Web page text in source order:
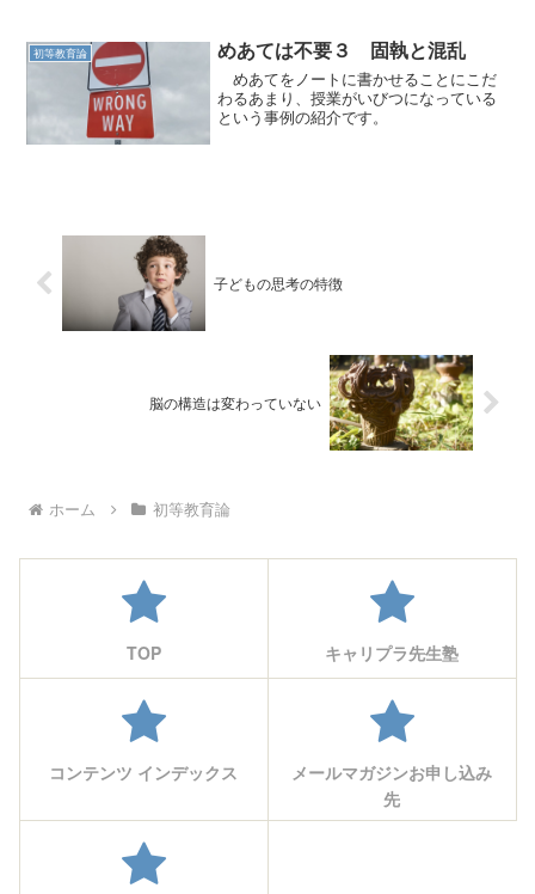
初等教育論 めあては不要３ 固執と混乱
めあてをノートに書かせることにこだ
わるあまり、授業がいびつになっている
という事例の紹介です。
子どもの思考の特徴
脳の構造は変わっていない
ホーム 初等教育論
TOP キャリプラ先生塾
コンテンツ インデックス
メールマガジンお申し込み
先